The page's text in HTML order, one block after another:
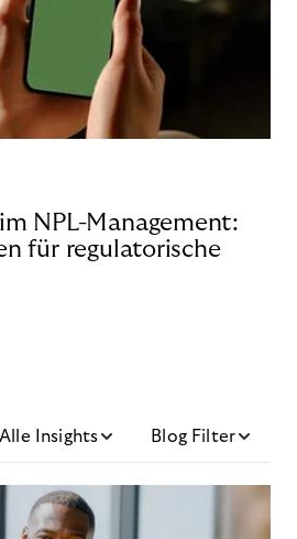
NPL-Management:
für regulatorische
Alle Insights Blog Filter